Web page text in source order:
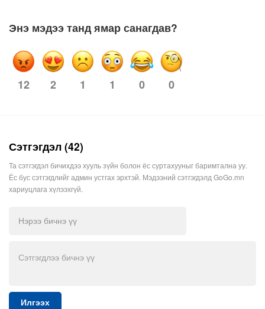
Энэ мэдээ танд ямар санагдав?
12 2 1 1 0 0
Сэтгэгдэл (42)
Та сэтгэгдэл бичихдээ хууль зүйн болон ёс суртахууныг баримтална уу.
Ёс бус сэтгэгдлийг админ устгах эрхтэй. Мэдээний сэтгэгдэлд GoGo.mn
хариуцлага хүлээхгүй.
Илгээх